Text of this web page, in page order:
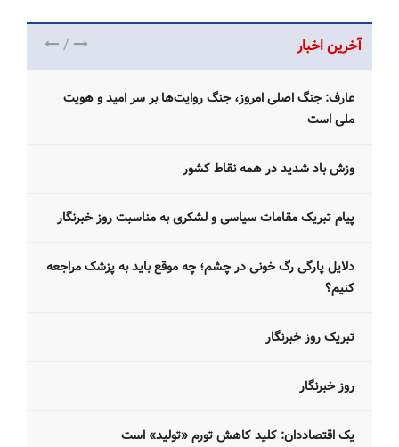
آخرین اخبار /
عارف: جنگ اصلی امروز، جنگ روایت‌ها بر سر امید و هویت
ملی است
وزش باد شدید در همه نقاط کشور
پیام تبریک مقامات سیاسی و لشکری به مناسبت روز خبرنگار
دلایل پارگی رگ خونی در چشم؛ چه موقع باید به پزشک مراجعه
کنیم؟
تبریک روز خبرنگار
روز خبرنگار
یک اقتصاددان: کلید کاهش تورم «تولید» است